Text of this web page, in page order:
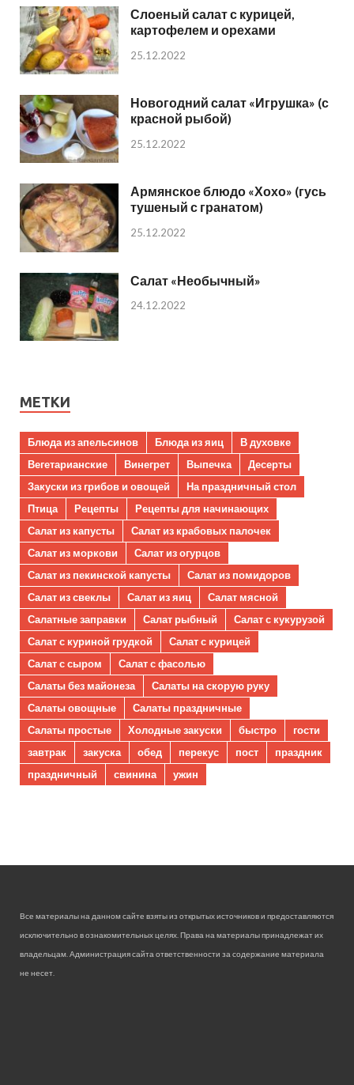
Слоеный салат с курицей,
картофелем и орехами
25.12.2022
Новогодний салат «Игрушка» (с
красной рыбой)
25.12.2022
Армянское блюдо «Хохо» (гусь
тушеный с гранатом)
25.12.2022
Салат «Необычный»
24.12.2022
МЕТКИ
Блюда из апельсинов Блюда из яиц
В духовке
Вегетарианские
Винегрет Выпечка
Десерты
Закуски из грибов и овощей
На праздничный стол
Птица
Рецепты
Рецепты для начинающих
Салат из капусты
Салат из крабовых палочек
Салат из моркови
Салат из огурцов
Салат из пекинской капусты
Салат из помидоров
Салат из свеклы
Салат из яиц
Салат мясной
Салатные заправки
Салат рыбный
Салат с кукурузой
Салат с куриной грудкой
Салат с курицей
Салат с сыром
Салат с фасолью
Салаты без майонеза
Салаты на скорую руку
Салаты овощные
Салаты праздничные
Салаты простые
Холодные закуски быстро
гости
завтрак
закуска обед перекус пост
праздник
праздничный
свинина ужин
Все материалы на данном сайте взяты из открытых источников и предоставляются
исключительно в ознакомительных целях. Права на материалы принадлежат их
владельцам. Администрация сайта ответственности за содержание материала
не несет.